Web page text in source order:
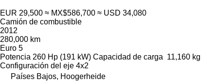
EUR 29,500 ≈ MX$586,700 ≈ USD 34,080
Camión de combustible
2012
280,000 km
Euro 5
Potencia 260 Hp (191 kW) Capacidad de carga 11,160 kg
Configuración del eje 4x2
Países Bajos, Hoogerheide